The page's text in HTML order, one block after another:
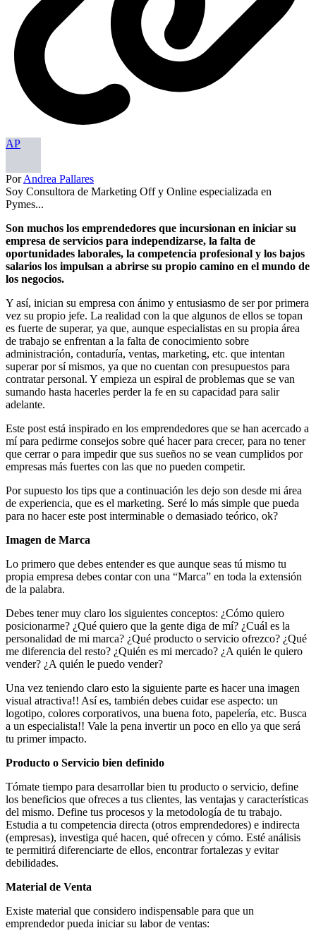
AP
PorAndrea Pallares
Soy Consultora de Marketing Off y Online especializada en
Pymes...
Son muchos los emprendedores que incursionan en iniciar su
empresa de servicios para independizarse, la falta de
oportunidades laborales, la competencia profesional y los bajos
salarios los impulsan a abrirse su propio camino en el mundo de
los negocios.
Y así, inician su empresa con ánimo y entusiasmo de ser por primera
vez su propio jefe. La realidad con la que algunos de ellos se topan
es fuerte de superar, ya que, aunque especialistas en su propia área
de trabajo se enfrentan a la falta de conocimiento sobre
administración, contaduría, ventas, marketing, etc. que intentan
superar por sí mismos, ya que no cuentan con presupuestos para
contratar personal. Y empieza un espiral de problemas que se van
sumando hasta hacerles perder la fe en su capacidad para salir
adelante.
Este post está inspirado en los emprendedores que se han acercado a
mí para pedirme consejos sobre qué hacer para crecer, para no tener
que cerrar o para impedir que sus sueños no se vean cumplidos por
empresas más fuertes con las que no pueden competir.
Por supuesto los tips que a continuación les dejo son desde mi área
de experiencia, que es el marketing. Seré lo más simple que pueda
para no hacer este post interminable o demasiado teórico, ok?
Imagen de Marca
Lo primero que debes entender es que aunque seas tú mismo tu
propia empresa debes contar con una “Marca” en toda la extensión
de la palabra.
Debes tener muy claro los siguientes conceptos: ¿Cómo quiero
posicionarme? ¿Qué quiero que la gente diga de mí? ¿Cuál es la
personalidad de mi marca? ¿Qué producto o servicio ofrezco? ¿Qué
me diferencia del resto? ¿Quién es mi mercado? ¿A quién le quiero
vender? ¿A quién le puedo vender?
Una vez teniendo claro esto la siguiente parte es hacer una imagen
visual atractiva!! Así es, también debes cuidar ese aspecto: un
logotipo, colores corporativos, una buena foto, papelería, etc. Busca
a un especialista!! Vale la pena invertir un poco en ello ya que será
tu primer impacto.
Producto o Servicio bien definido
Tómate tiempo para desarrollar bien tu producto o servicio, define
los beneficios que ofreces a tus clientes, las ventajas y características
del mismo. Define tus procesos y la metodología de tu trabajo.
Estudia a tu competencia directa (otros emprendedores) e indirecta
(empresas), investiga qué hacen, qué ofrecen y cómo. Esté análisis
te permitirá diferenciarte de ellos, encontrar fortalezas y evitar
debilidades.
Material de Venta
Existe material que considero indispensable para que un
emprendedor pueda iniciar su labor de ventas: